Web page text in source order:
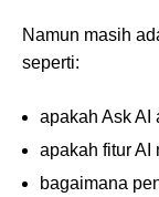
Namun masih
seperti:
apakah Ask AI
apakah fitur AI
bagaimana